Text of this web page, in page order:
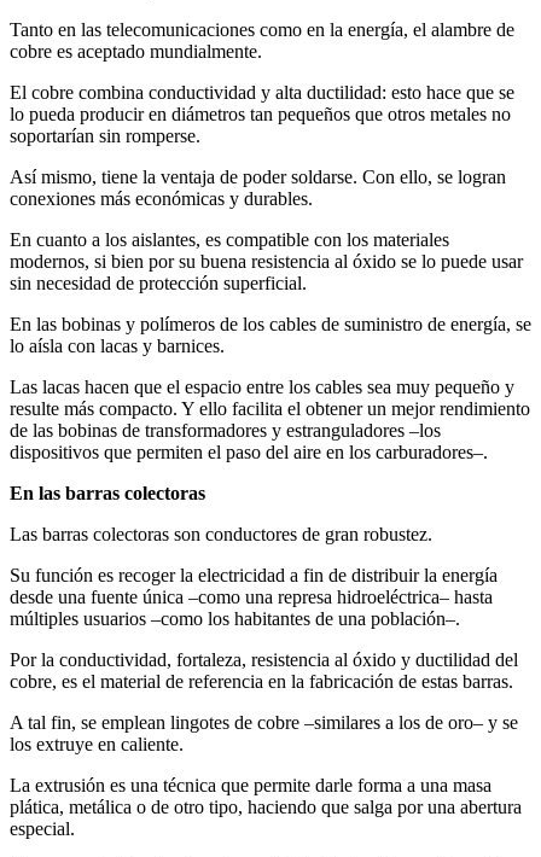
Tanto en las telecomunicaciones como en la energía, el alambre de
cobre es aceptado mundialmente.
El cobre combina conductividad y alta ductilidad: esto hace que se
lo pueda producir en diámetros tan pequeños que otros metales no
soportarían sin romperse.
Así mismo, tiene la ventaja de poder soldarse. Con ello, se logran
conexiones más económicas y durables.
En cuanto a los aislantes, es compatible con los materiales
modernos, si bien por su buena resistencia al óxido se lo puede usar
sin necesidad de protección superficial.
En las bobinas y polímeros de los cables de suministro de energía, se
lo aísla con lacas y barnices.
Las lacas hacen que el espacio entre los cables sea muy pequeño y
resulte más compacto. Y ello facilita el obtener un mejor rendimiento
de las bobinas de transformadores y estranguladores –los
dispositivos que permiten el paso del aire en los carburadores–.
En las barras colectoras
Las barras colectoras son conductores de gran robustez.
Su función es recoger la electricidad a fin de distribuir la energía
desde una fuente única –como una represa hidroeléctrica– hasta
múltiples usuarios –como los habitantes de una población–.
Por la conductividad, fortaleza, resistencia al óxido y ductilidad del
cobre, es el material de referencia en la fabricación de estas barras.
A tal fin, se emplean lingotes de cobre –similares a los de oro– y se
los extruye en caliente.
La extrusión es una técnica que permite darle forma a una masa
plática, metálica o de otro tipo, haciendo que salga por una abertura
especial.